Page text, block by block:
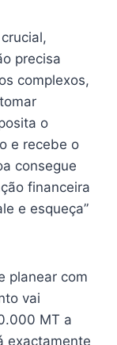
precisa
complexos,
o
e recebe o
consegue
financeira
e esqueça”
planear com
vai
MT a
exactamente